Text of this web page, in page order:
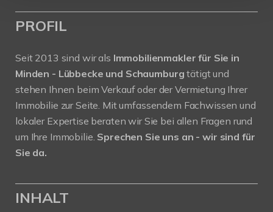
PROFIL
Seit 2013 sind wir als Immobilienmakler für Sie in
Minden - Lübbecke und Schaumburgtätigt und
stehen Ihnen beim Verkauf oder der Vermietung Ihrer
Immobilie zur Seite. Mit umfassendem Fachwissen und
lokaler Expertise beraten wir Sie bei allen Fragen rund
um Ihre Immobilie. Sprechen Sie uns an - wir sind für
Sie da.
INHALT